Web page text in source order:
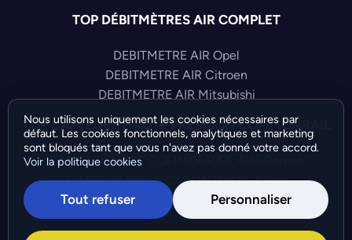
TOP DÉBITMÈTRES AIR COMPLET
DEBITMETRE AIR Opel
DEBITMETRE AIR Citroen
DEBITMETRE AIR Mitsubishi
TOP CAPTEURS HAUTE PRESSION COMMONRAIL
CAPTEUR PRESS COMMONRAIL Alfa-Romeo
CAPTEUR PRESS COMMONRAIL Iveco
CAPTEUR PRESS COMMONRAIL Audi
Nous utilisons uniquement les cookies nécessaires par
défaut. Les cookies fonctionnels, analytiques et marketing
sont bloqués tant que vous n'avez pas donné votre accord.
Voir la politique cookies
Tout refuser Personnaliser